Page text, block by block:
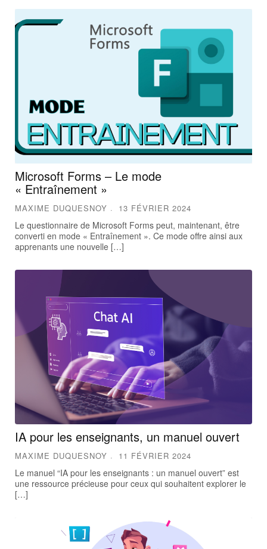
Microsoft Forms – Le mode
« Entraînement »
MAXIME DUQUESNOY 13 FÉVRIER 2024
Le questionnaire de Microsoft Forms peut, maintenant, être
converti en mode « Entraînement ». Ce mode offre ainsi aux
apprenants une nouvelle […]
IA pour les enseignants, un manuel ouvert
MAXIME DUQUESNOY 11 FÉVRIER 2024
Le manuel “IA pour les enseignants : un manuel ouvert” est
une ressource précieuse pour ceux qui souhaitent explorer le
[…]